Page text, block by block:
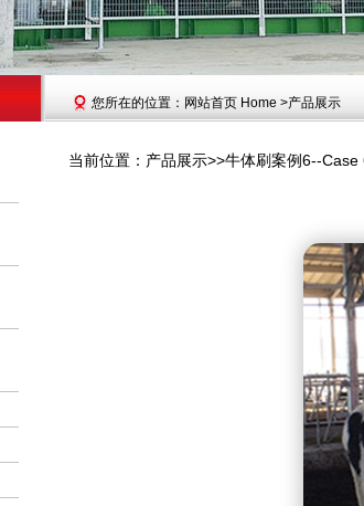
您所在的位置：网站首页 Home >产品展示
当前位置：产品展示>>牛体刷案例6--